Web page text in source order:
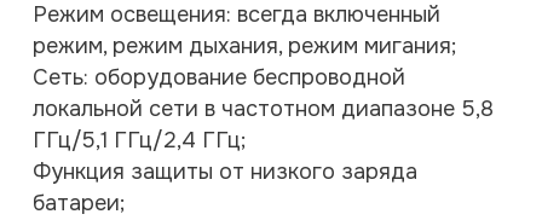
Режим освещения: всегда включенный
режим, режим дыхания, режим мигания;
Сеть: оборудование беспроводной
локальной сети в частотном диапазоне 5,8
ГГц/5,1 ГГц/2,4 ГГц;
Функция защиты от низкого заряда
батареи;